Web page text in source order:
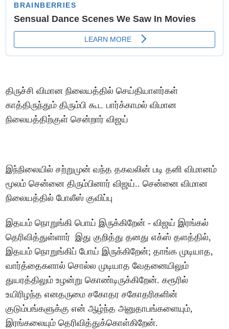
திருச்சி விமான நிலையத்தில் செய்தியாளர்கள்
காத்திருந்தும் திரும்பி கூட பார்க்காமல் விமான
நிலையத்திற்குள் சென்றார் விஜய்
இந்நிலையில் சற்றுமுன் வந்த தகவலின் படி தனி விமானம்
மூலம் சென்னை திரும்பினார் விஜய்.. சென்னை விமான
நிலையத்தில் போலீஸ் குவிப்பு
இதயம் நொறுங்கி பொய் இருக்கிறேன் - விஜய் இரங்கல்
தெரிவித்துள்ளார் இது குறித்து தனது எக்ஸ் தளத்தில்,
இதயம் நொறுங்கிப் போய் இருக்கிறேன்; தாங்க முடியாத,
வார்த்தைகளால் சொல்ல முடியாத வேதனையிலும்
துயரத்திலும் உழன்று கொண்டிருக்கிறேன். கரூரில்
உயிரிழந்த எனதருமை சகோதர சகோதரிகளின்
குடும்பங்களுக்கு என் ஆழ்ந்த அனுதாபங்களையும்,
இரங்கலையும் தெரிவித்துக்கொள்கிறேன்.